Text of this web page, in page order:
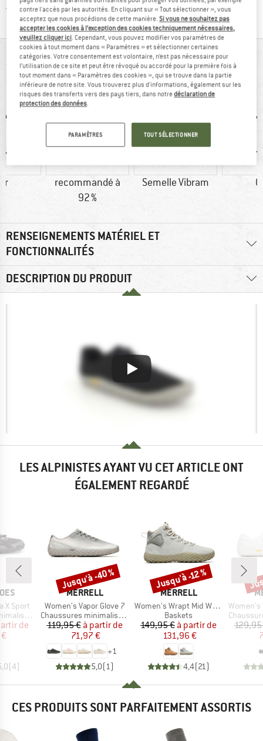
Protection des acheteurs de Trusted ShopsTrouve toutes les
VUE D'ENSEMBLE
Chaussures minimalistes légères pour le trail et le fitness
recommandé à
92 %
Semelle Vibram
RENSEIGNEMENTS MATÉRIEL ET
FONCTIONNALITÉS
DESCRIPTION DU PRODUIT
LES ALPINISTES AYANT VU CET ARTICLE ONT
ÉGALEMENT REGARDÉ
X Sport
réduit
de
(4)
MARQUE
MERRELL
Article
Women's Vapor Glove 7
Product group
Chaussures minimalistes
Prix
119,95 € Prix réduit
à partir de
71,97 €
+1
5,0( 1)
Remise
Jusqu'à -40 %
MARQUE
MERRELL
Article
Women's Wrapt Mid Waterproof
Product group
Baskets
Prix
149,95 € Prix réduit
à partir de
131,96 €
4,4(21)
Remise
Jusqu'à -12 %
Article
Women's
Product
CES PRODUITS SONT PARFAITEMENT ASSORTIS
contre l'accès par les autorités. En cliquant sur « Tout sélectionner », vous
acceptez que nous procédions de cette manière.Si vous ne souhaitez pas
accepter les cookies à l’exception des cookies techniquement nécessaires,
veuillez cliquer ici. Cependant, vous pouvez modifier vos paramètres de
cookies à tout moment dans « Paramètres » et sélectionner certaines
catégories. Votre consentement est volontaire, n’est pas nécessaire pour
l’utilisation de ce site et peut être révoqué ou accordé pour la première fois à
tout moment dans « Paramètres des cookies », qui se trouve dans la partie
inférieure de notre site. Vous trouverez plus d'informations, également sur les
risques des transferts vers des pays tiers, dans notredéclaration de
protection des données.
PARAMÈTRES TOUT SÉLECTIONNER